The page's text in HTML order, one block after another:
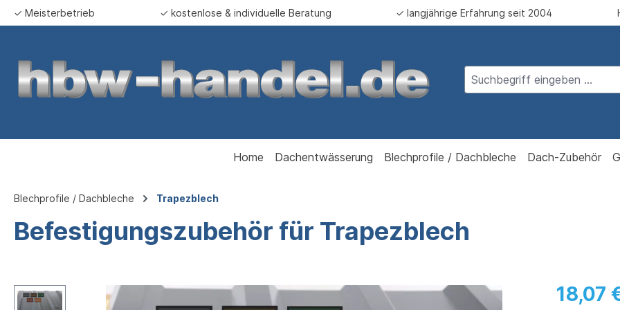
Zur Hauptnavigation springen
✓ Meisterbetrieb ✓ kostenlose & individuelle Beratung ✓ langjährige Erfahrung seit 2004
Home Dachentwässerung Blechprofile / Dachbleche Dach-Zubehör
Blechprofile / Dachbleche Trapezblech
Befestigungszubehör für Trapezblech
Bildergalerie überspringen 18,07